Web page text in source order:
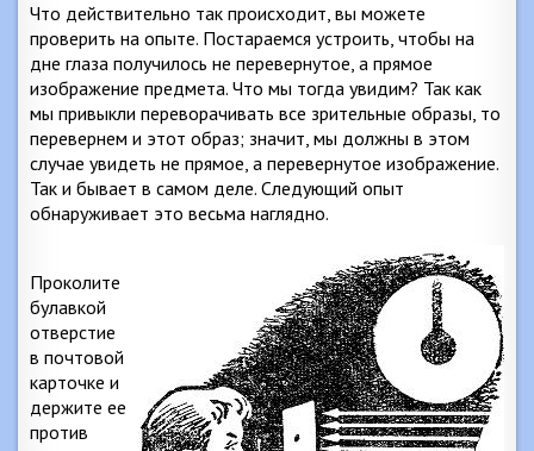
Что действительно так происходит, вы можете
проверить на опыте. Постараемся устроить, чтобы на
дне глаза получилось не перевернутое, а прямое
изображение предмета. Что мы тогда увидим? Так как
мы привыкли переворачивать все зрительные образы, то
перевернем и этот образ; значит, мы должны в этом
случае увидеть не прямое, а перевернутое изображение.
Так и бывает в самом деле. Следующий опыт
обнаруживает это весьма наглядно.
Проколите
булавкой
отверстие
в почтовой
карточке и
держите ее
против